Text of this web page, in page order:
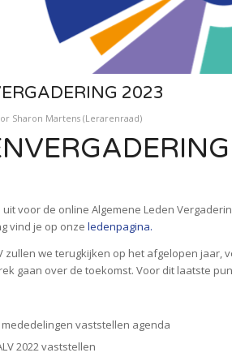
2023
Sharon Martens (Lerarenraad)
voor de online Algemene Leden
vind je op onzeledenpagina.
zullen we terugkijken op het afgelopen
gaan over de toekomst. Voor dit laatste
mededelingen vaststellen agenda
2022 vaststellen